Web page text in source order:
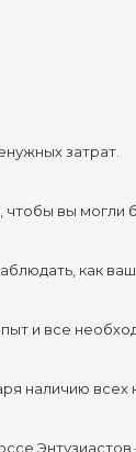
затрат.
вы могли
как
и все
наличию всех
Энтузиастов